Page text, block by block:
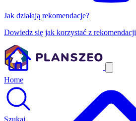
Jak działają rekomendacje?
Dowiedz się jak korzystać z rekomendacji
Home
Szukaj